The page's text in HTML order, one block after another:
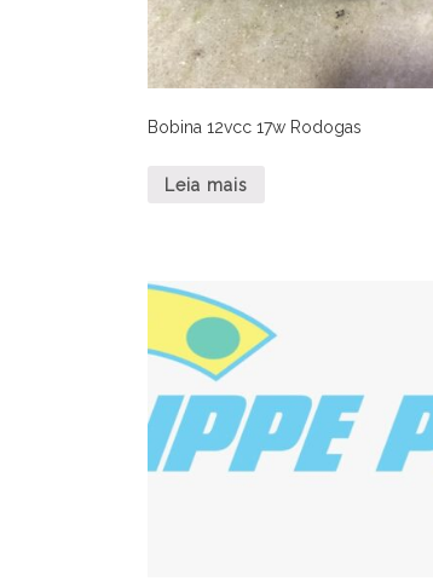
Bobina 12vcc 17w Rodogas
Leia mais